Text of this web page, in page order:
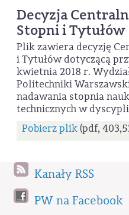
Decyzja
Stopni i Tytułów
Plik zawiera decyzję
i Tytułów dotyczącą
kwietnia 2018 r.
Politechniki
nadawania stopnia
technicznych w
Pobierz plik(pdf,
Kanały RSS
PW na Facebook